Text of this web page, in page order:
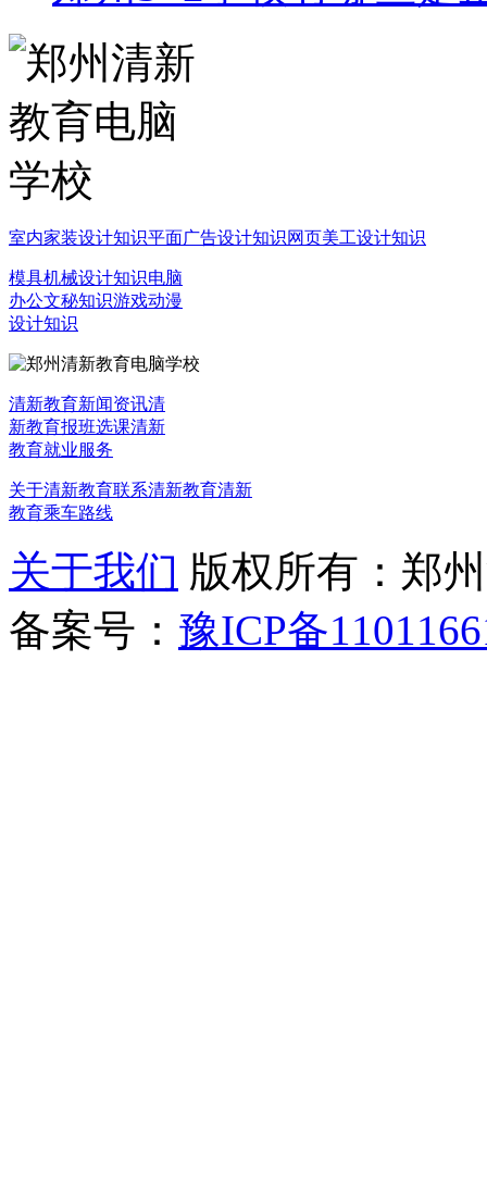
室内家装设计知识平面广告设计知识网页美工设计知识
模具机械设计知识电脑
办公文秘知识游戏动漫
设计知识
清新教育新闻资讯清
新教育报班选课清新
教育就业服务
关于清新教育联系清新教育清新
教育乘车路线
关于我们 版权所有：郑
备案号： 豫ICP备